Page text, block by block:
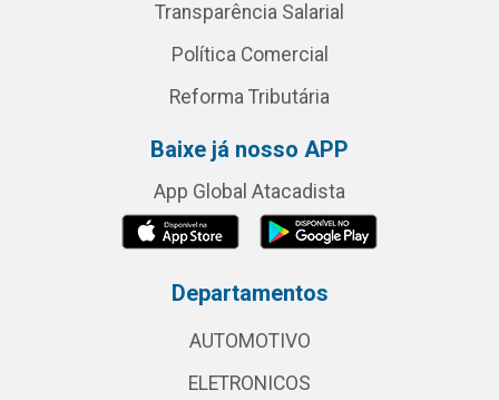
Transparência Salarial
Política Comercial
Reforma Tributária
Baixe já nosso APP
App Global Atacadista
Departamentos
AUTOMOTIVO
ELETRONICOS